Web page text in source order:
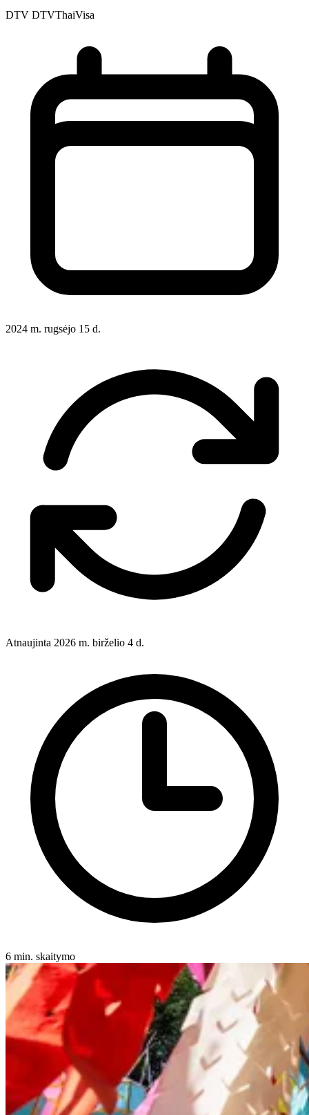
DTV DTVThaiVisa
2024 m. rugsėjo 15 d.
Atnaujinta 2026 m. birželio 4 d.
6 min. skaitymo